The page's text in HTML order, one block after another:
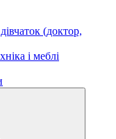
(доктор,
і меблі